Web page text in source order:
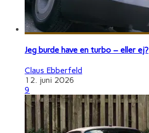
Jeg burde have en turbo – eller ej?
Claus Ebberfeld
12. juni 2026
9